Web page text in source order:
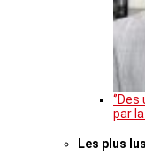
par la
Les plus lus